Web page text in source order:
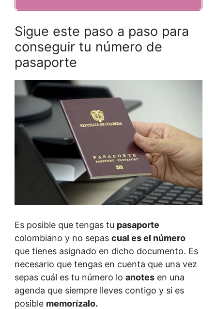
Sigue este paso a paso para
conseguir tu número de
pasaporte
Es posible que tengas tu pasaporte
colombiano y no sepas cual es el número
que tienes asignado en dicho documento. Es
necesario que tengas en cuenta que una vez
sepas cuál es tu número lo anotes en una
agenda que siempre lleves contigo y si es
posible memorízalo.